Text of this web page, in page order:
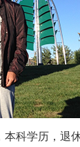
科学历，退